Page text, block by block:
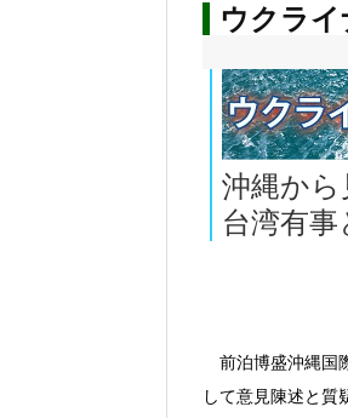
ウクラ
沖縄から
台湾有
前泊博盛沖縄国
して意見陳述と質